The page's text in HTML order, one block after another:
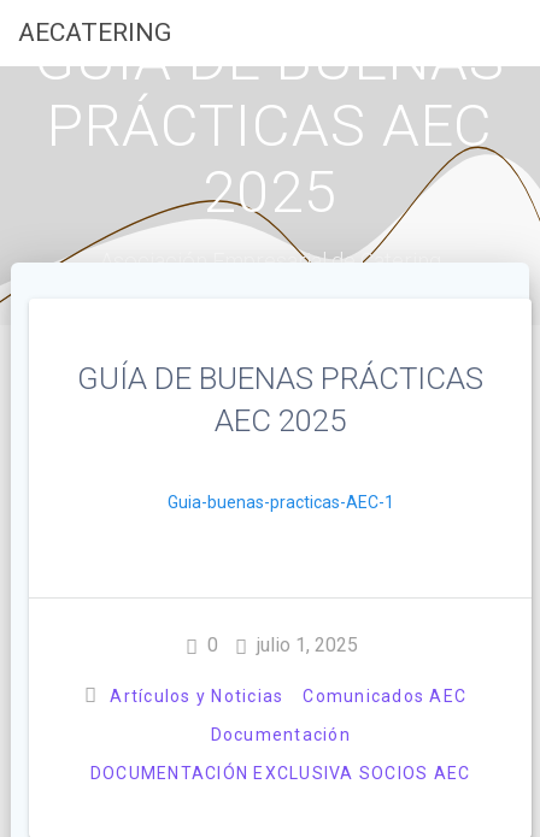
AECATERING
GUÍA DE BUENAS
PRÁCTICAS AEC
2025
Asociación Empresarial de Catering
GUÍA DE BUENAS PRÁCTICAS
AEC 2025
Guia-buenas-practicas-AEC-1
0 julio 1, 2025
Artículos y Noticias
Comunicados AEC
Documentación
DOCUMENTACIÓN EXCLUSIVA SOCIOS AEC